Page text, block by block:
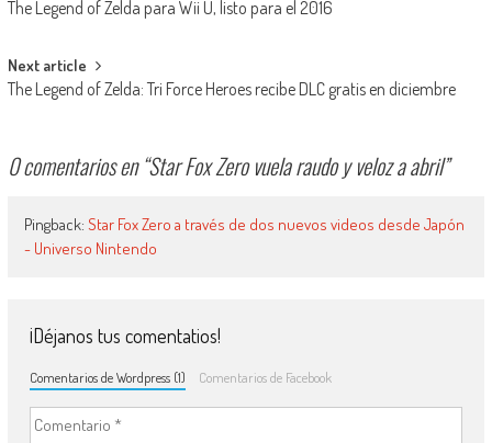
The Legend of Zelda para Wii U, listo para el 2016
Next article
The Legend of Zelda: Tri Force Heroes recibe DLC gratis en diciembre
0 comentarios en “Star Fox Zero vuela raudo y veloz a abril”
Pingback: Star Fox Zero a través de dos nuevos videos desde Japón
- Universo Nintendo
¡Déjanos tus comentatios!
Comentarios de Wordpress (1) Comentarios de Facebook